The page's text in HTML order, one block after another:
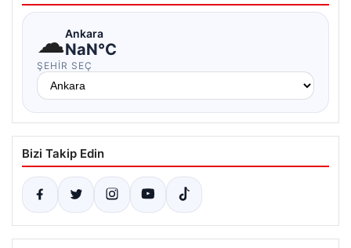
☁Ankara
NaN°C
ŞEHIR SEÇ
Bizi Takip Edin